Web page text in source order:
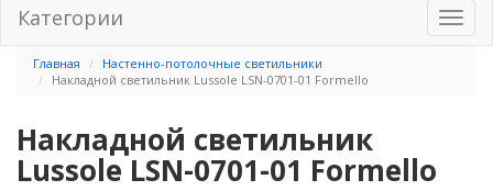
Категории
Главная
Настенно-потолочные светильники
Накладной светильник Lussole LSN-0701-01 Formello
Накладной светильник
Lussole LSN-0701-01 Formello